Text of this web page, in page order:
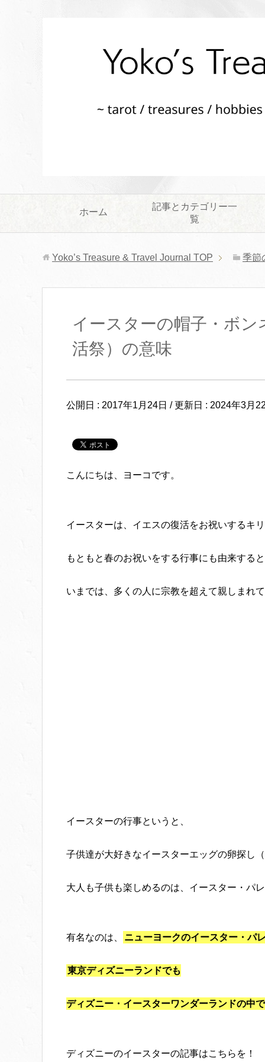
ホーム
記事とカテゴリー一
覧
Yoko’s Treasure & Travel Journal TOP 季節
イースターの帽子・ボ
活祭）の意味
公開日 : 2017年1月24日 / 更新日 : 2024年3月
こんにちは、ヨーコです。
イースターは、イエスの復活をお祝いするキ
もともと春のお祝いをする行事にも由来する
いまでは、多くの人に宗教を超えて親しまれ
イースターの行事というと、
子供達が大好きなイースターエッグの卵探し
大人も子供も楽しめるのは、イースター・パ
有名なのは、 ニューヨークのイースター・パ
東京ディズニーランドでも
ディズニー・イースターワンダーランドの中
ディズニーのイースターの記事はこちらを！